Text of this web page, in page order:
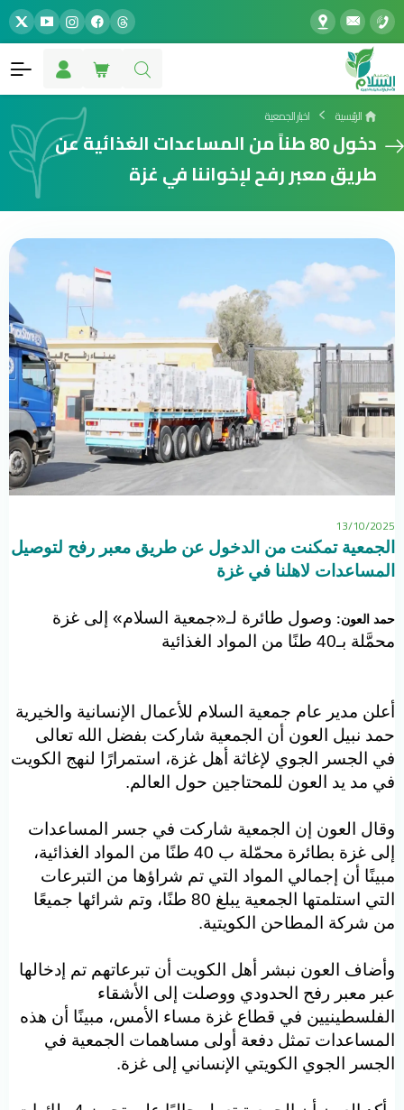
الرئيسية اخبار الجمعية
دخول 80 طناً من المساعدات الغذائية عن
طريق معبر رفح لإخواننا في غزة
13/10/
تمكنت من الدخول عن طريق معبر رفح لتوصيل
لاهلنا في غزة
العون:وصول طائرة لـ«جمعية السلام» إلى غزة
بـ40 طنًا من المواد الغذائية
مدير عام جمعية السلام للأعمال الإنسانية والخيرية
نبيل العون أن الجمعية شاركت بفضل الله تعالى
الجسر الجوي لإغاثة أهل غزة، استمرارًا لنهج الكويت
مد يد العون للمحتاجين حول العالم.
العون إن الجمعية شاركت في جسر المساعدات
إلى غزة بطائرة محمّلة ب 40 طنًا من المواد الغذائية،
أن إجمالي المواد التي تم شراؤها من التبرعات
التي استلمتها الجمعية يبلغ 80 طنًا، وتم شرائها جميعًا
شركة المطاحن الكويتية.
العون نبشر أهل الكويت أن تبرعاتهم تم إدخالها
معبر رفح الحدودي ووصلت إلى الأشقاء
في قطاع غزة مساء الأمس، مبينًا أن هذه
تمثل دفعة أولى مساهمات الجمعية في
الجوي الكويتي الإنساني إلى غزة.